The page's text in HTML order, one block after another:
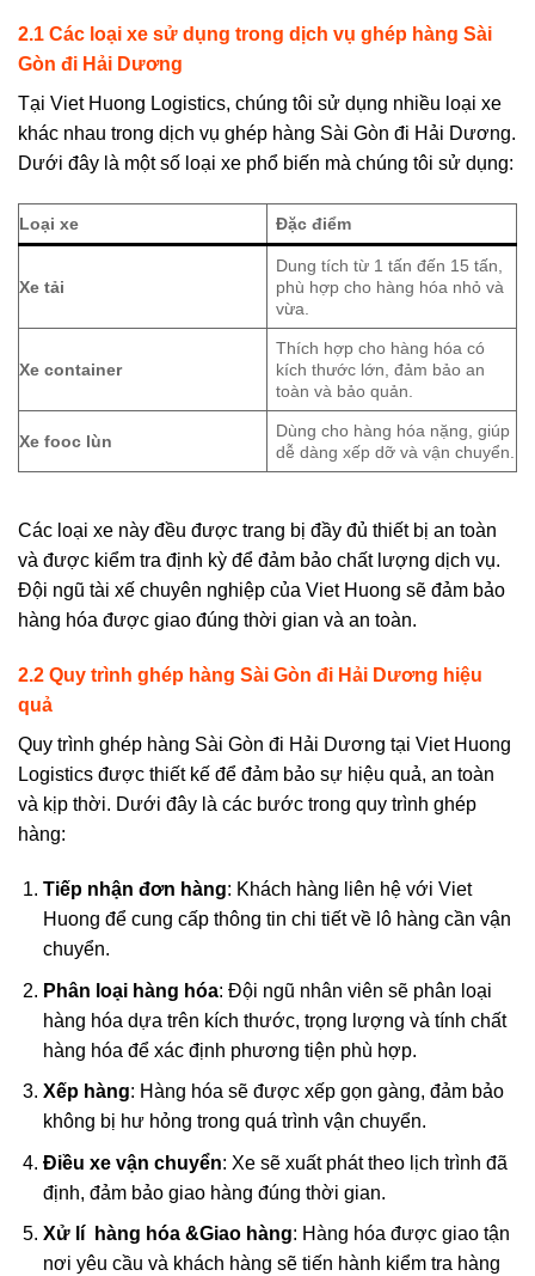
2.1 Các loại xe sử dụng trong dịch vụ ghép hàng Sài
Gòn đi Hải Dương
Tại Viet Huong Logistics, chúng tôi sử dụng nhiều loại xe
khác nhau trong dịch vụ ghép hàng Sài Gòn đi Hải Dương.
Dưới đây là một số loại xe phổ biến mà chúng tôi sử dụng:
Loại xe Đặc điểm
Xe tải
Dung tích từ 1 tấn đến 15 tấn,
phù hợp cho hàng hóa nhỏ và
vừa.
Xe container
Thích hợp cho hàng hóa có
kích thước lớn, đảm bảo an
toàn và bảo quản.
Xe fooc lùn
Dùng cho hàng hóa nặng, giúp
dễ dàng xếp dỡ và vận chuyển.
Các loại xe này đều được trang bị đầy đủ thiết bị an toàn
và được kiểm tra định kỳ để đảm bảo chất lượng dịch vụ.
Đội ngũ tài xế chuyên nghiệp của Viet Huong sẽ đảm bảo
hàng hóa được giao đúng thời gian và an toàn.
2.2 Quy trình g hép hàng Sài Gòn đi Hải Dương hiệu
quả
Quy trình ghép hàng Sài Gòn đi Hải Dương tại Viet Huong
Logistics được thiết kế để đảm bảo sự hiệu quả, an toàn
và kịp thời. Dưới đây là các bước trong quy trình ghép
hàng:
Tiếp nhận đơn hàng: Khách hàng liên hệ với Viet
Huong để cung cấp thông tin chi tiết về lô hàng cần vận
chuyển.
Phân loại hàng hóa: Đội ngũ nhân viên sẽ phân loại
hàng hóa dựa trên kích thước, trọng lượng và tính chất
hàng hóa để xác định phương tiện phù hợp.
Xếp hàng: Hàng hóa sẽ được xếp gọn gàng, đảm bảo
không bị hư hỏng trong quá trình vận chuyển.
Điều xe vận chuyển: Xe sẽ xuất phát theo lịch trình đã
định, đảm bảo giao hàng đúng thời gian.
Xử lí hàng hóa &Giao hàng: Hàng hóa được giao tận
nơi yêu cầu và khách hàng sẽ tiến hành kiểm tra hàng